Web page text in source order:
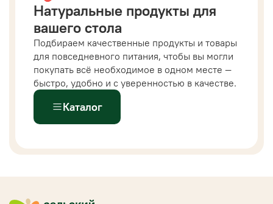
Натуральные продукты для
вашего стола
Подбираем качественные продукты и товары
для повседневного питания, чтобы вы могли
покупать всё необходимое в одном месте —
быстро, удобно и с уверенностью в качестве.
Каталог